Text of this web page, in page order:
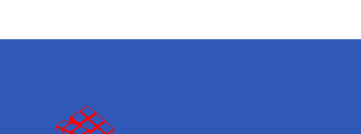
anfragen
anfragen